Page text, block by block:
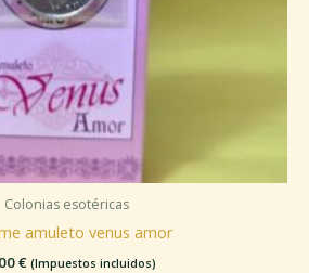
Colonias esotéricas
amuleto venus amor
€ (Impuestos incluidos)